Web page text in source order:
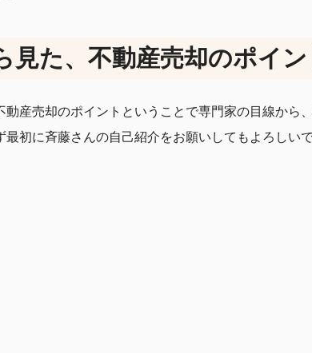
見た、不動産売却のポイン
産売却のポイントということで専門家の目線から
初に斉藤さんの自己紹介をお願いしてもよろしい